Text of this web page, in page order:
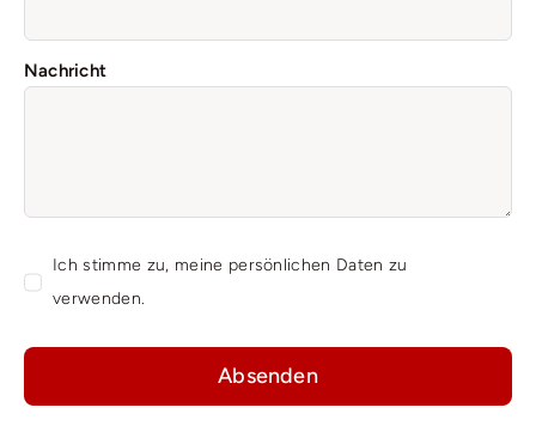
Nachricht
Ich stimme zu, meine persönlichen Daten zu
verwenden.
Absenden